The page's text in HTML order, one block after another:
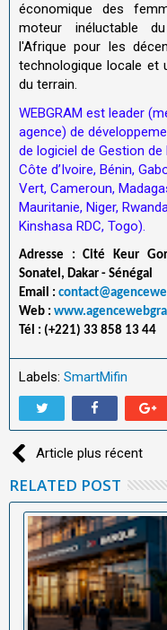
économique des
moteur inéluctable
l'Afrique pour les
technologique locale et
du terrain.
WEBGRAM est leader
agence) de
de logiciel de Gestion
Côte d’Ivoire, Bénin,
Vert, Cameroun,
Mauritanie, Niger,
Kinshasa RDC, Togo).
Adresse : Cité Keur
Sonatel, Dakar - Sénégal
Email :
Web :
Tél : (+221) 33 858 13 44
Labels: SmartMifin
Article plus récent
RELATED POST